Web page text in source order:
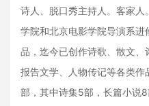
诗人、脱口秀主持人。客家
学院和北京电影学院导演系
品，迄今已创作诗歌、散文、
报告文学、人物传记等各类
部，其中诗集5部，长篇小说